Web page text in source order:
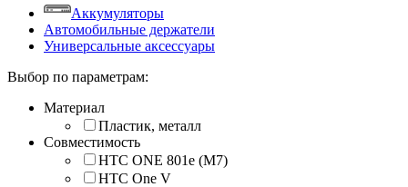
Аккумуляторы
Автомобильные держатели
Универсальные аксессуары
Выбор по параметрам:
Материал
Пластик, металл
Совместимость
HTC ONE 801e (M7)
HTC One V